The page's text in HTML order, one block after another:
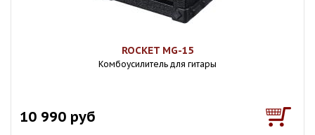
ROCKET MG-15
Комбоусилитель для гитары
10 990 руб